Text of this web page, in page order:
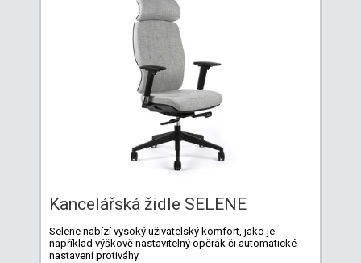
Kancelářská židle SELENE
Selene nabízí vysoký uživatelský komfort, jako je
například výškově nastavitelný opěrák či automatické
nastavení protiváhy.